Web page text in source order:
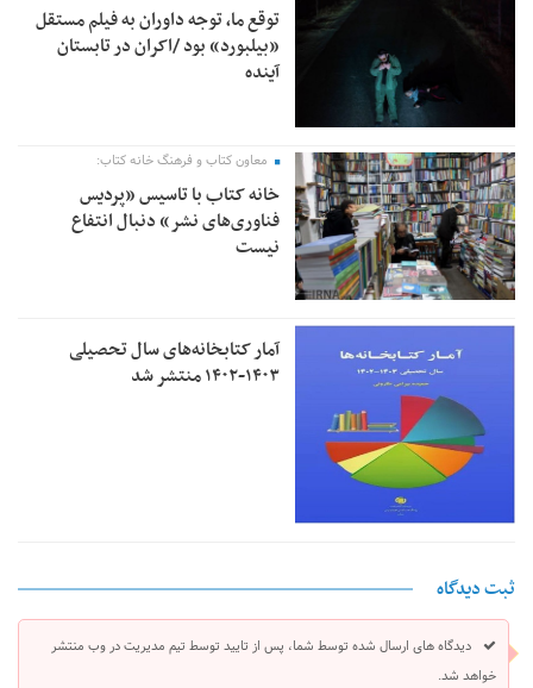
توقع ما، توجه داوران به فیلم مستقل
«بیلبورد» بود /اکران در تابستان
آینده
معاون کتاب و فرهنگ خانه کتاب:
خانه کتاب با تاسیس «پردیس
فناوری‌های نشر» دنبال انتفاع
نیست
آمار کتابخانه‌های سال تحصیلی
۱۴۰۳-۱۴۰۲ منتشر شد
ثبت دیدگاه
دیدگاه های ارسال شده توسط شما، پس از تایید توسط تیم مدیریت در وب منتشر
خواهد شد.